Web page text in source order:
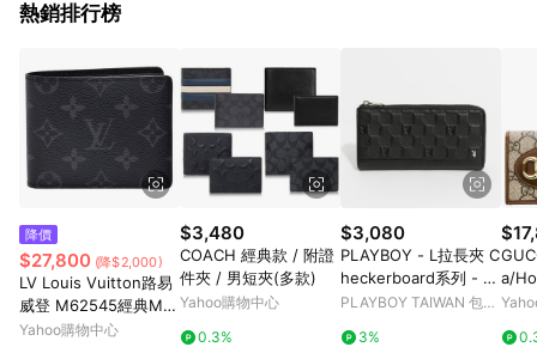
熱銷排行榜
降價
$27,800 (降$2,000)
LV Louis Vuitton路易
威登 M62545經典MA
RCO系列Eclipse帆布
Yahoo購物中心
$3,480
COACH 經典款 / 附證
件夾 / 男短夾(多款)
Yahoo購物中心
0.3%
$3,080
PLAYBOY - L拉長夾 C
heckerboard系列 - 黑
色/151-0402-09-3
PLAYBOY TAIWAN 包包
3%
a/
短夾